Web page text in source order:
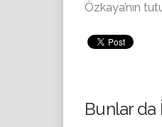
Özkaya’nın
Bunlar da